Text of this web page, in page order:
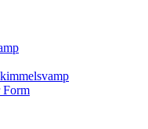
Form